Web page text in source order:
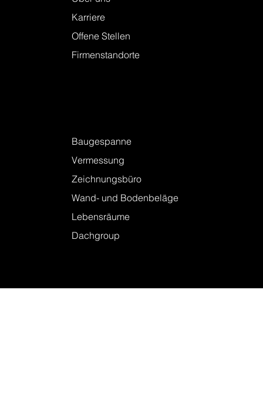
Über uns
Karriere
Keller + Steiner AG
Leistungen
Baugespanne
Vermessung
Zeichnungsbüro
Wand- und Bodenbeläge